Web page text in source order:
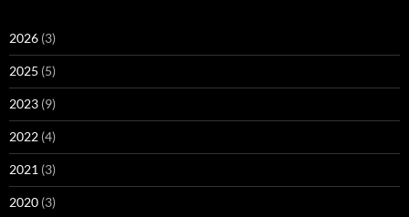
2026 (3)
2025 (5)
2023 (9)
2022 (4)
2021 (3)
2020 (3)